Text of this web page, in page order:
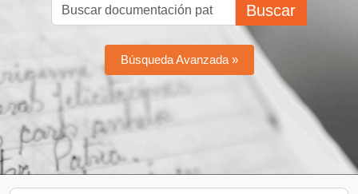
Buscar
Búsqueda Avanzada »